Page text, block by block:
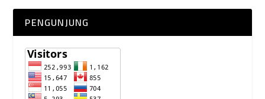
PENGUNJUNG